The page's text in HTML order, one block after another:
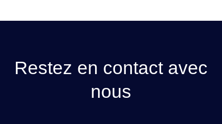
Restez en contact avec
nous